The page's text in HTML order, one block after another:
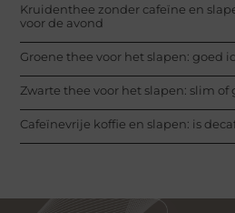
Kruidenthee zonder cafeïne en
voor de avond
Groene thee voor het slapen: goed
Zwarte thee voor het slapen: slim of
Cafeïnevrije koffie en slapen: is